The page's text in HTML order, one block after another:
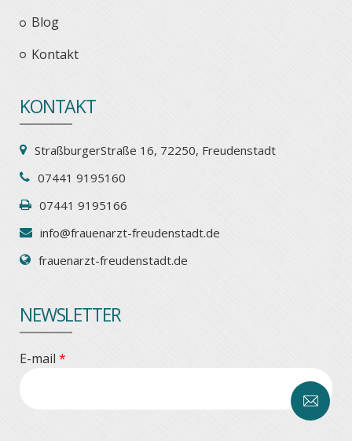
Blog
Kontakt
KONTAKT
StraßburgerStraße 16, 72250, Freudenstadt
07441 9195160
07441 9195166
info@frauenarzt-freudenstadt.de
frauenarzt-freudenstadt.de
NEWSLETTER
E-mail*